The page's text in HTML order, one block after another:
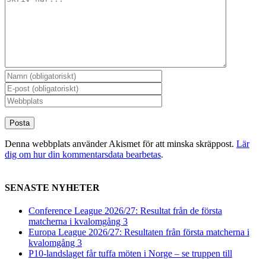
Denna webbplats använder Akismet för att minska skräppost. Lär
dig om hur din kommentarsdata bearbetas.
SENASTE NYHETER
Conference League 2026/27: Resultat från de första
matcherna i kvalomgång 3
Europa League 2026/27: Resultaten från första matcherna i
kvalomgång 3
P10-landslaget får tuffa möten i Norge – se truppen till